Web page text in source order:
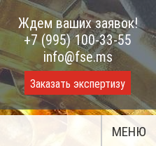
Ждем ваших заявок!
+7 (995) 100-33-55
info@fse.ms
Заказать экспертизу
МЕНЮ